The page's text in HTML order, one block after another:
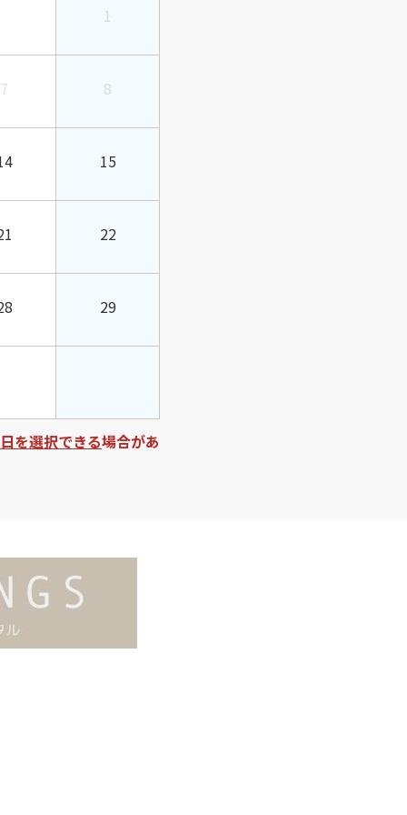
1
7 8
15
22
29
を選択できる場合があ